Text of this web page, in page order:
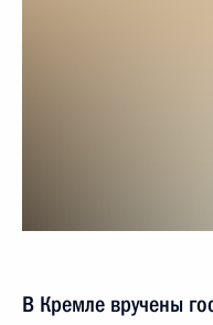
В Кремле вручены